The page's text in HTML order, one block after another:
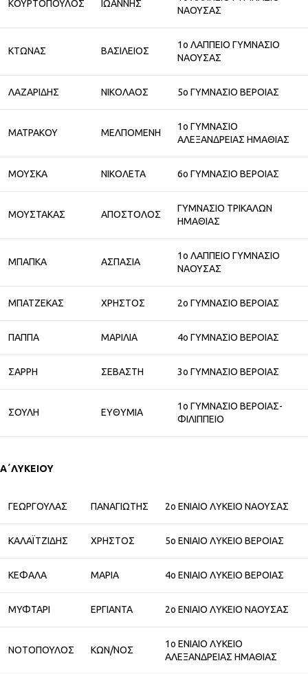
ΚΟΥΡΤΟΠΟΥΛΟΣ ΙΩΑΝΝΗΣ
ΝΑΟΥΣΑΣ
ΚΤΩΝΑΣ ΒΑΣΙΛΕΙΟΣ
1ο ΛΑΠΠΕΙΟ ΓΥΜΝΑΣΙΟ
ΝΑΟΥΣΑΣ
ΛΑΖΑΡΙΔΗΣ ΝΙΚΟΛΑΟΣ 5ο ΓΥΜΝΑΣΙΟ ΒΕΡΟΙΑΣ
ΜΑΤΡΑΚΟΥ ΜΕΛΠΟΜΕΝΗ
1ο ΓΥΜΝΑΣΙΟ
ΑΛΕΞΑΝΔΡΕΙΑΣ ΗΜΑΘΙΑΣ
ΜΟΥΣΚΑ ΝΙΚΟΛΕΤΑ 6ο ΓΥΜΝΑΣΙΟ ΒΕΡΟΙΑΣ
ΜΟΥΣΤΑΚΑΣ ΑΠΟΣΤΟΛΟΣ
ΓΥΜΝΑΣΙΟ ΤΡΙΚΑΛΩΝ
ΗΜΑΘΙΑΣ
ΜΠΑΠΚΑ ΑΣΠΑΣΙΑ
1ο ΛΑΠΠΕΙΟ ΓΥΜΝΑΣΙΟ
ΝΑΟΥΣΑΣ
ΜΠΑΤΖΕΚΑΣ ΧΡΗΣΤΟΣ 2ο ΓΥΜΝΑΣΙΟ ΒΕΡΟΙΑΣ
ΠΑΠΠΑ ΜΑΡΙΛΙΑ 4ο ΓΥΜΝΑΣΙΟ ΒΕΡΟΙΑΣ
ΣΑΡΡΗ ΣΕΒΑΣΤΗ 3ο ΓΥΜΝΑΣΙΟ ΒΕΡΟΙΑΣ
ΣΟΥΛΗ ΕΥΘΥΜΙΑ
1ο ΓΥΜΝΑΣΙΟ ΒΕΡΟΙΑΣ-
ΦΙΛΙΠΠΕΙΟ
Α΄ΛΥΚΕΙΟΥ
ΓΕΩΡΓΟΥΛΑΣ ΠΑΝΑΓΙΩΤΗΣ 2ο ΕΝΙΑΙΟ ΛΥΚΕΙΟ ΝΑΟΥΣΑΣ
ΚΑΛΑΪΤΖΙΔΗΣ ΧΡΗΣΤΟΣ 5ο ΕΝΙΑΙΟ ΛΥΚΕΙΟ ΒΕΡΟΙΑΣ
ΚΕΦΑΛΑ ΜΑΡΙΑ 4ο ΕΝΙΑΙΟ ΛΥΚΕΙΟ ΒΕΡΟΙΑΣ
ΜΥΦΤΑΡΙ ΕΡΓΙΑΝΤΑ 2ο ΕΝΙΑΙΟ ΛΥΚΕΙΟ ΝΑΟΥΣΑΣ
ΝΟΤΟΠΟΥΛΟΣ ΚΩΝ/ΝΟΣ
1ο ΕΝΙΑΙΟ ΛΥΚΕΙΟ
ΑΛΕΞΑΝΔΡΕΙΑΣ ΗΜΑΘΙΑΣ